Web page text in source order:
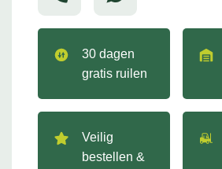
30 dagen
gratis ruilen
Veilig
bestellen &